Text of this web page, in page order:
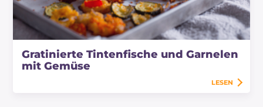
Gratinierte Tintenfische und Garnelen
mit Gemüse
LESEN